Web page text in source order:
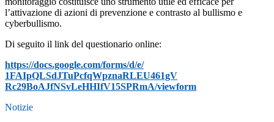
l’attivazione di azioni di prevenzione e contrasto al bullismo e
cyberbullismo.
Di seguito il link del questionario online:
https://docs.google.com/forms/d/e/
1FAIpQLSdJTuPcfqWpznaRLEU461gV
Rc29BoAJfNSvLeHHIfV15SPRmA/viewform
Notizie